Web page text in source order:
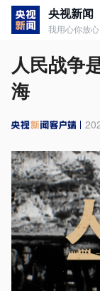
央视新闻
我用心你放心
人民战争
海